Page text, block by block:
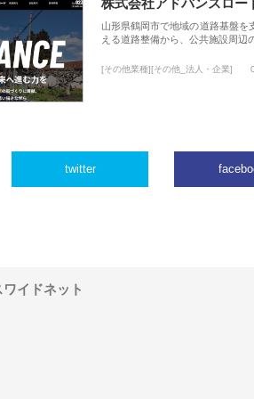
株式会社アドバンスロー
山形県鶴岡市で地域の道路基盤を
える道路整備から、公共施設周辺
[その他業種][その他_法人・企業]
twitter
ワイドネット